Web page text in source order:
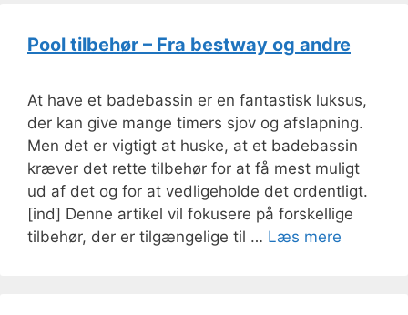
Pool tilbehør – Fra bestway og andre
At have et badebassin er en fantastisk luksus,
der kan give mange timers sjov og afslapning.
Men det er vigtigt at huske, at et badebassin
kræver det rette tilbehør for at få mest muligt
ud af det og for at vedligeholde det ordentligt.
[ind] Denne artikel vil fokusere på forskellige
tilbehør, der er tilgængelige til … Læs mere